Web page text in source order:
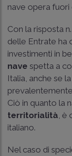
nave opera fuori
Con la risposta
delle Entrate ha
investimenti in
nave spetta a
Italia, anche se
Ciò in quanto la
territorialità ,
italiano.
Nel caso di